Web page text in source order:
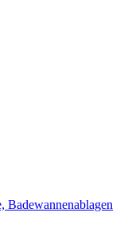
Badewannenablagen